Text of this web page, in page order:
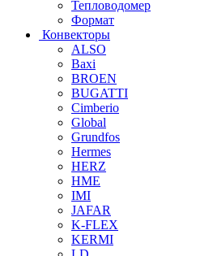
Тепловодомер
Формат
Конвекторы
ALSO
Baxi
BROEN
BUGATTI
Cimberio
Global
Grundfos
Hermes
HERZ
HME
IMI
JAFAR
K-FLEX
KERMI